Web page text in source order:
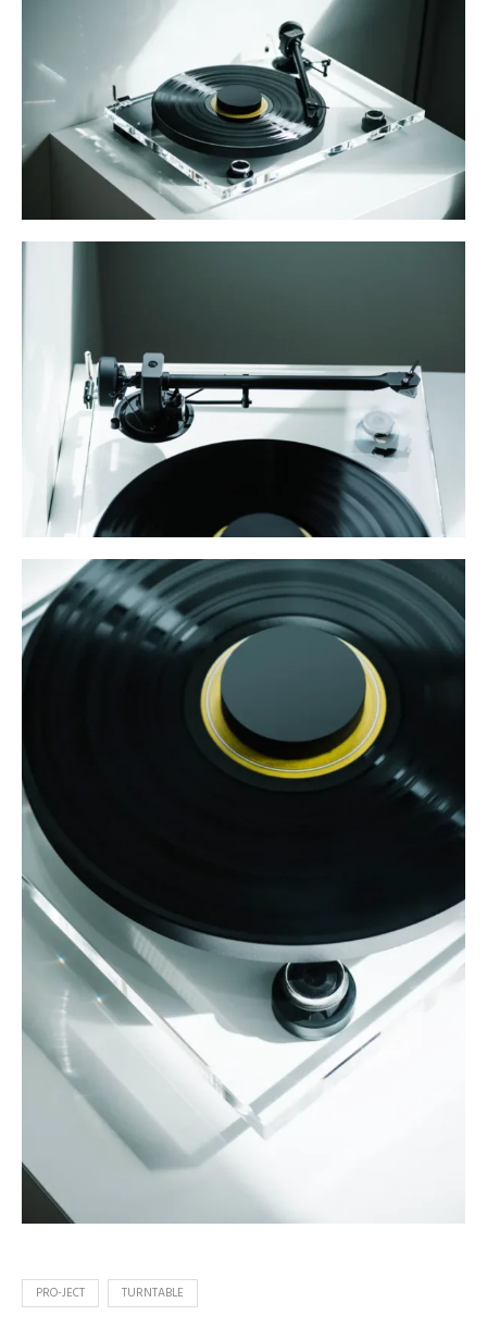
PRO-JECT TURNTABLE